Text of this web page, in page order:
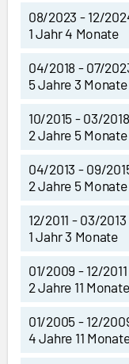
08/2023 - 12/
1 Jahr 4 Monate
04/2018 - 07/
5 Jahre 3 Monate
10/2015 - 03/2018
2 Jahre 5 Monate
04/2013 - 09/
2 Jahre 5 Monate
12/2011 - 03/2013
1 Jahr 3 Monate
01/2009 - 12/2011
2 Jahre 11 Monate
01/2005 - 12/
4 Jahre 11